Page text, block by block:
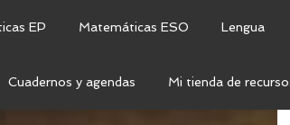
EP Matemáticas ESO Lengua
Cuadernos y agendas Mi tienda de
ANIMALES-VERTEBRADOS-